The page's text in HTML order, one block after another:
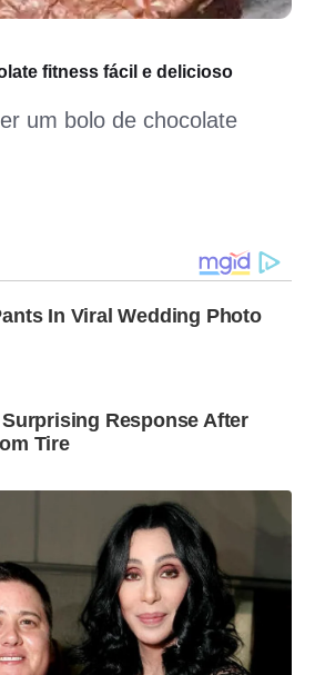
de bolo de chocolate simples
é uma delícia! Confira 3